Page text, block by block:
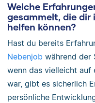
Welche
gesammelt, die dir
helfen können?
Hast du bereits
Nebenjob während der
wenn das vielleicht auf
war, gibt es sicherlich
persönliche